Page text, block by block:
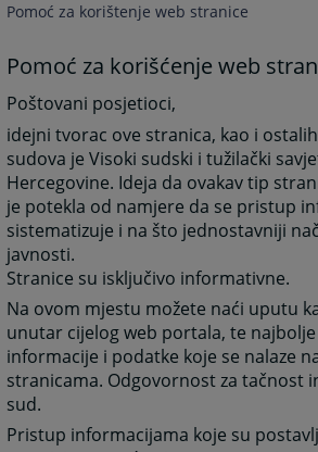
Pomoć za korištenje web stranice
Pomoć za korišćenje web
Poštovani posjetioci,
idejni tvorac ove stranica, kao i
sudova je Visoki sudski i tužilački
Hercegovine. Ideja da ovakav tip
je potekla od namjere da se pristup
sistematizuje i na što jednostavniji
javnosti.
Stranice su isključivo informativne.
Na ovom mjestu možete naći uputu
unutar cijelog web portala, te
informacije i podatke koje se nalaze
stranicama. Odgovornost za tačnost
sud.
Pristup informacijama koje su